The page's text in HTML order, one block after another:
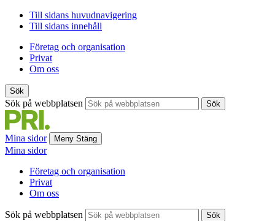
Till sidans huvudnavigering
Till sidans innehåll
Företag och organisation
Privat
Om oss
Sök
Sök på webbplatsen Sök
Mina sidor Meny Stäng
Mina sidor
Företag och organisation
Privat
Om oss
Sök på webbplatsen Sök